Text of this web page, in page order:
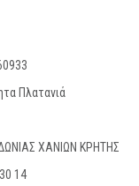
Πλατανιά
ΧΑΝΙΩΝ ΚΡΗΤΗΣ
14